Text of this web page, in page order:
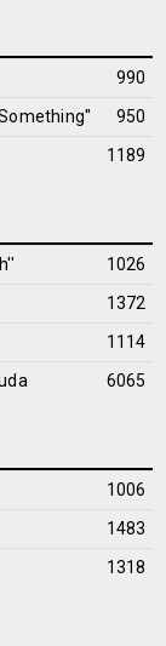
990
950
1189
1026
1372
1114
6065
1006
1483
1318